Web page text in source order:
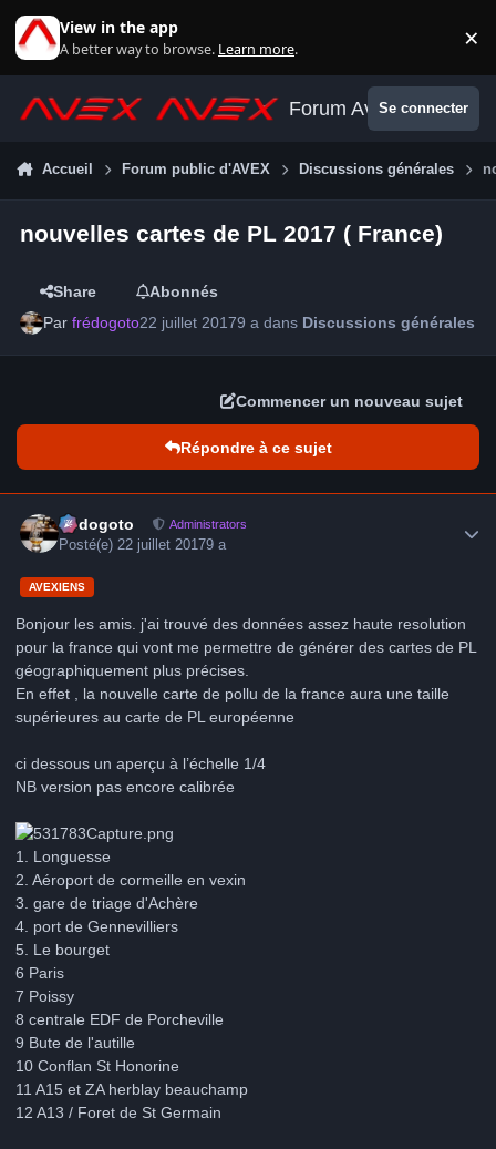
View in the app
A better way to browse. Learn more. ×
Forum AvexSe connecter
Accueil Forum public d'AVEX Discussions générales
nouvelles cartes de PL 2017 ( France)
Share
Abonnés
Parfrédogoto22 juillet 20179 a dans Discussions générales
Commencer un nouveau sujet
Répondre à ce sujet
frédogoto Administrators
Posté(e) 22 juillet 20179 a
AVEXIENS
Bonjour les amis. j'ai trouvé des données assez haute resolution
pour la france qui vont me permettre de générer des cartes de PL
géographiquement plus précises.
En effet , la nouvelle carte de pollu de la france aura une taille
supérieures au carte de PL européenne
ci dessous un aperçu à l’échelle 1/4
NB version pas encore calibrée
1. Longuesse
2. Aéroport de cormeille en vexin
3. gare de triage d'Achère
4. port de Gennevilliers
5. Le bourget
6 Paris
7 Poissy
8 centrale EDF de Porcheville
9 Bute de l'autille
10 Conflan St Honorine
11 A15 et ZA herblay beauchamp
12 A13 / Foret de St Germain